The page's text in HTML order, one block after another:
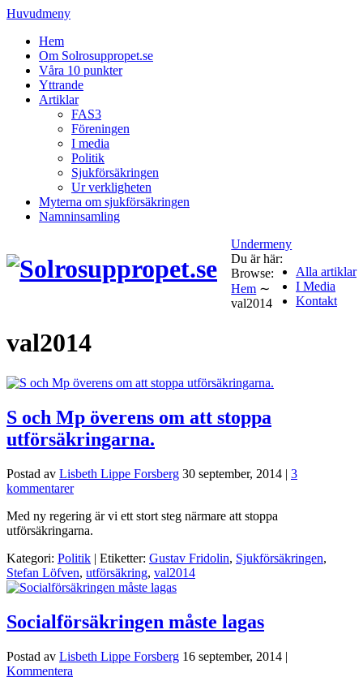
Huvudmeny
Hem
Om Solrosuppropet.se
Våra 10 punkter
Yttrande
Artiklar
FAS3
Föreningen
I media
Politik
Sjukförsäkringen
Ur verkligheten
Myterna om sjukförsäkringen
Namninsamling
Undermeny
Alla artiklar
I Media
Kontakt
Du är här:
Browse:
Hem ∼
val2014
val2014
S och Mp överens om att stoppa
utförsäkringarna.
Postad av Lisbeth Lippe Forsberg 30 september, 2014 | 3
kommentarer
Med ny regering är vi ett stort steg närmare att stoppa
utförsäkringarna.
Kategori: Politik | Etiketter: Gustav Fridolin, Sjukförsäkringen,
Stefan Löfven, utförsäkring, val2014
Socialförsäkringen måste lagas
Postad av Lisbeth Lippe Forsberg 16 september, 2014 |
Kommentera